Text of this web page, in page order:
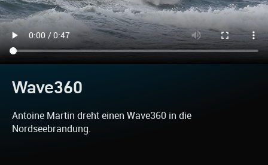
Wave360
Antoine Martin dreht einen Wave360 in die
Nordseebrandung.